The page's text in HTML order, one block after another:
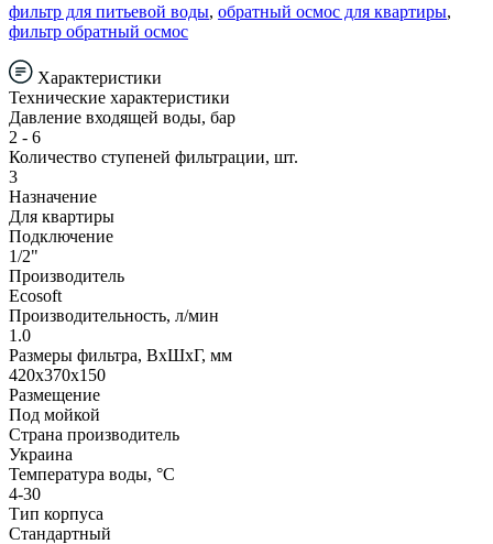
фильтр для питьевой воды, обратный осмос для квартиры,
фильтр обратный осмос
Характеристики
Технические характеристики
Давление входящей воды, бар
2 - 6
Количество ступеней фильтрации, шт.
3
Назначение
Для квартиры
Подключение
1/2"
Производитель
Ecosoft
Производительность, л/мин
1.0
Размеры фильтра, ВхШхГ, мм
420х370х150
Размещение
Под мойкой
Страна производитель
Украина
Температура воды, °С
4-30
Тип корпуса
Стандартный